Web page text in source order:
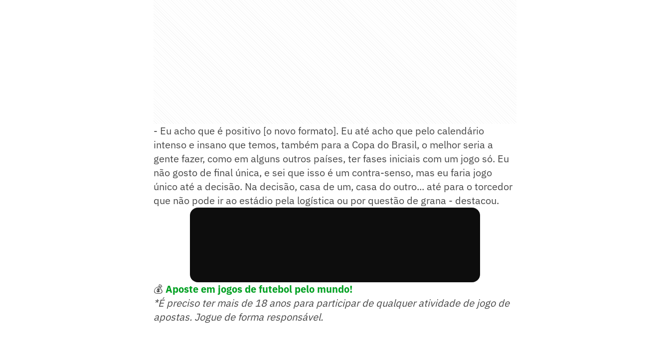
- Eu acho que é positivo [o novo formato]. Eu até acho que pelo calendário
intenso e insano que temos, também para a Copa do Brasil, o melhor seria a
gente fazer, como em alguns outros países, ter fases iniciais com um jogo só. Eu
não gosto de final única, e sei que isso é um contra-senso, mas eu faria jogo
único até a decisão. Na decisão, casa de um, casa do outro... até para o torcedor
que não pode ir ao estádio pela logística ou por questão de grana - destacou.
💰 Aposte em jogos de futebol pelo mundo!
*É preciso ter mais de 18 anos para participar de qualquer atividade de jogo de
apostas. Jogue de forma responsável.